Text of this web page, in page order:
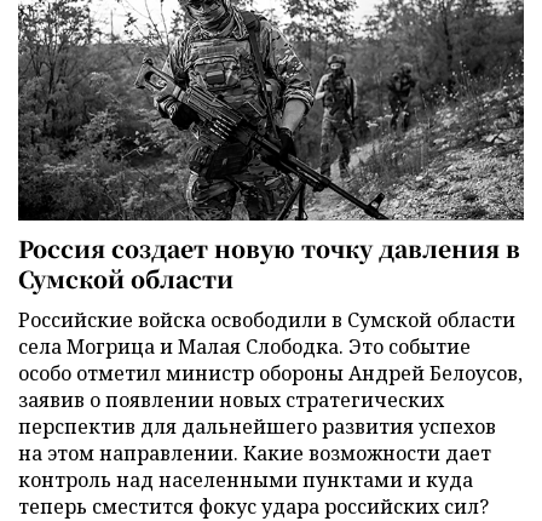
Россия создает новую точку давления в
Сумской области
Российские войска освободили в Сумской области
села Могрица и Малая Слободка. Это событие
особо отметил министр обороны Андрей Белоусов,
заявив о появлении новых стратегических
перспектив для дальнейшего развития успехов
на этом направлении. Какие возможности дает
контроль над населенными пунктами и куда
теперь сместится фокус удара российских сил?